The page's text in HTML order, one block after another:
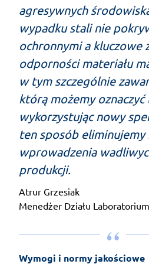
agresywnych
wypadku stali nie
ochronnymi a kluczowe
odporności materiału
w tym szczególnie
którą możemy oznaczyć
wykorzystując nowy
ten sposób eliminujemy
wprowadzenia
produkcji.
Atrur Grzesiak
Menedżer Działu
Wymogi i normy jakościowe